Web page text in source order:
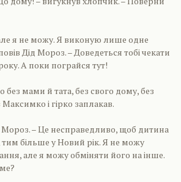
я не можу. Я виконую лише одне
Дід Мороз. – Доведеться тобі чекати
А поки пограйся тут!
без мами й тата, без свого дому, без
Максимко і гірко заплакав.
Мороз. – Це несправедливо, щоб дитина
більше у Новий рік. Я не можу
але я можу обміняти його на інше.